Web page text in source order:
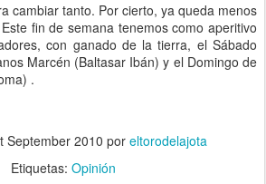
cambiar tanto. Por cierto, ya queda menos
fin de semana tenemos como aperitivo
con ganado de la tierra, el Sábado
Marcén (Baltasar Ibán) y el Domingo de
.
September 2010 por eltorodelajota
Etiquetas: Opinión